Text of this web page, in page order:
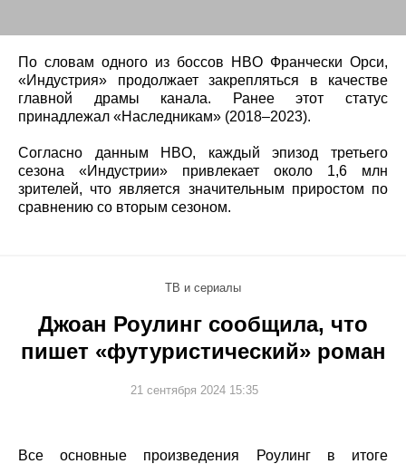
По словам одного из боссов HBO Франчески Орси,
«Индустрия» продолжает закрепляться в качестве
главной драмы канала. Ранее этот статус
принадлежал «Наследникам» (2018–2023).
Согласно данным HBO, каждый эпизод третьего
сезона «Индустрии» привлекает около 1,6 млн
зрителей, что является значительным приростом по
сравнению со вторым сезоном.
ТВ и сериалы
Джоан Роулинг сообщила, что
пишет «футуристический» роман
21 сентября 2024 15:35
Все основные произведения Роулинг в итоге